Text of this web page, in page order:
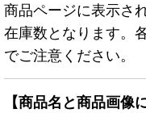
商品ページに表示さ
在庫数となります。
でご注意ください。
【商品名と商品画像